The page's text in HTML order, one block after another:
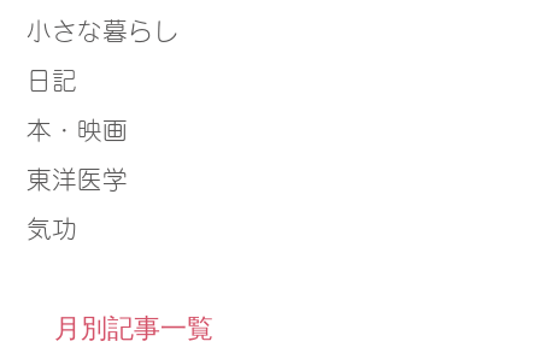
小さな暮らし
日記
本・映画
東洋医学
気功
月別記事一覧